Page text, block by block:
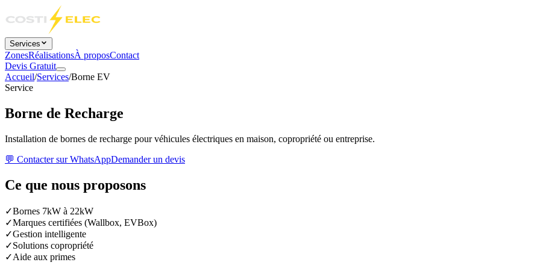
Services
ZonesRéalisationsÀ proposContact
Devis Gratuit
Accueil/Services/Borne EV
Service
Borne de Recharge
Installation de bornes de recharge pour véhicules électriques en maison, copropriété ou entreprise.
💬 Contacter sur WhatsAppDemander un devis
Ce que nous proposons
✓Bornes 7kW à 22kW
✓Marques certifiées (Wallbox, EVBox)
✓Gestion intelligente
✓Solutions copropriété
✓Aide aux primes